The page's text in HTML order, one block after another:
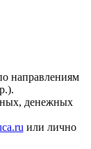
направлениям
денежных
или лично